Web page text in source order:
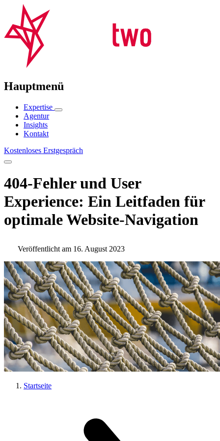
Hauptmenü
Expertise
Agentur
Insights
Kontakt
Kostenloses Erstgespräch
404-Fehler und User
Experience: Ein Leitfaden für
optimale Website-Navigation
Veröffentlicht am 16. August 2023
Startseite